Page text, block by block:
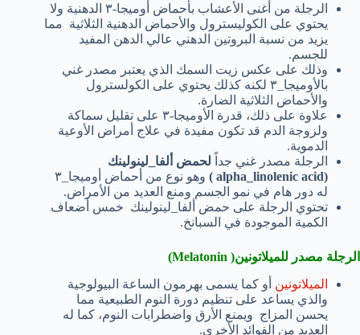
الرجلة من أغنى الأعشاب بأحماض أوميجا-٣ الدهنية ولا
يحتوي على الكوليسترول والأحماض الدهنية الثلاثية مما
يزيد من نسبة البروتين الدهني عالي الدهن المفيد
للجسم.
وذلك على عكس زيت السمك الذي يعتبر مصدر غني
بالأوميجا_٣ لكنه كذلك يحتوي على الكولسترول
والأحماض الثلاثية الضارة.
علاوة على ذلك، قدرة الأوميجا-٣ على تقليل سماكة
ولزوجة الدم قد تكون مفيدة في علاج أمراض الأوعية
الدموية.
الرجلة مصدر غني جداً لحمض ألفا_لينولينك
(alpha_linolenic acid )
وهو نوع من أحماض أوميجا_٣
له دور هام في نمو الجسم ومنع العديد من الأمراض.
تحتوي الرجلة على حمض ألفا_لينولينك خمس أضعاف
الكمية الموجودة في السبانخ.
الرجلة مصدر للميلاتونين( Melatonin)
الميلاتونين أو كما يسمى بهرمون الساعة البيولوجية
والذي يساعد على تنظيم دورة النوم الطبيعية مما
يحسن المزاج ويمنع الأرق واضطرابات النوم، كما له
العديد من الفوائد الأخرى.